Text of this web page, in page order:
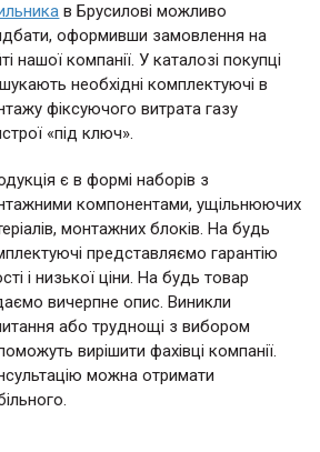
в Брусилові можливо
оформивши замовлення на
нашої компанії. У каталозі покупці
необхідні комплектуючі в
фіксуючого витрата газу
«під ключ».
є в формі наборів з
компонентами, ущільнюючих
монтажних блоків. На будь
представляємо гарантію
і низької ціни. На будь товар
вичерпне опис. Виникли
або труднощі з вибором
вирішити фахівці компанії.
можна отримати